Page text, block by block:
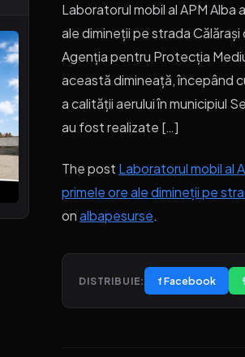
Laboratorul mobil al APM
ale dimineții pe strada
Agenția pentru Protecția
această dimineață, începând
a calității aerului în municipiul
au fost realizate […]
The post Laboratorul mobil al
primele ore ale dimineții pe
onalbapesurse.
DISTRIBUIE: f Facebook